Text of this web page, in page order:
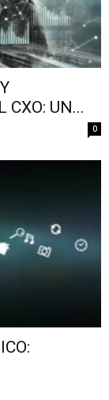
CXO: UN...
0